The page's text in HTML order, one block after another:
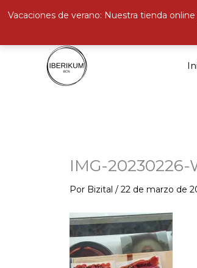
Vacaciones de verano: Nuestra tienda
IMG-20230226-
Por Bizital / 22 de marzo de